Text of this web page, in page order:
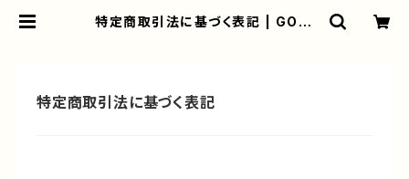
特定商取引法に基づく表記 | GORI
特定商取引法に基づく表記